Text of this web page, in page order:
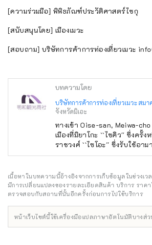
[ความร่วมมือ] พิพิธภัณฑ์ประวัติศาสตร์ไซกุ
[สนับสนุนโดย] เมืองเมวะ
[สอบถาม] บริษัทการค้าการท่องเที่ยวเมวะ
บทความโดย
บริษัทการค้าการท่องเที่ยวเมวะ สม
จังหวัดมิเอะ
ทางเข้า Oise-san, Meiwa-cho
เมืองที่มิยาโกะ ``ไซคิว'' ซึ่งครั้ง
ราชวงศ์ ``ไซโอะ'' ซึ่งรับใช้อาม
ณ ศาลเจ้าใหญ่อิเสะแทนจักรพ
เนื้อหาในบทความนี้อ้างอิงจากการเก็บข้อมูลในช่วงเ
มีการเปลี่ยนแปลงของรายละเอียดสินค้า บริการ ราค
ตรวจสอบกับสถานที่นั้นอีกครั้งก่อนการไปใช้บริการ
หน้าเว็บไซต์นี้ใช้เครื่องมือแปลภาษาอัตโนมัติบางส่ว